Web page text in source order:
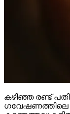
കഴിഞ്ഞ രണ്ട്
ഗവേഷണത്തിലെ